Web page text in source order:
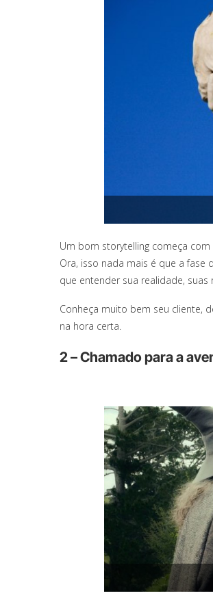
Um bom storytelling começa
Ora, isso nada mais é que a
que entender sua realidade,
Conheça muito bem seu cliente,
na hora certa.
2 – Chamado para a